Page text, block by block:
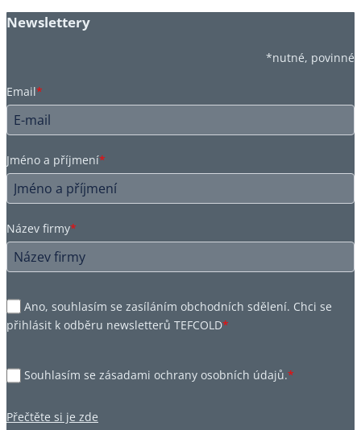
Newslettery
*nutné, povinné
Email*
Jméno a příjmení*
Název firmy*
Ano, souhlasím se zasíláním obchodních sdělení. Chci se
přihlásit k odběru newsletterů TEFCOLD*
Souhlasím se zásadami ochrany osobních údajů.*
Přečtěte si je zde